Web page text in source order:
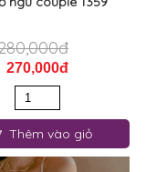
270,000đ
Thêm vào giỏ